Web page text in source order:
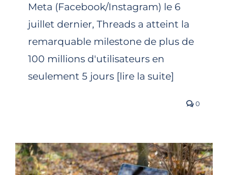
Meta (Facebook/Instagram) le 6
juillet dernier, Threads a atteint la
remarquable milestone de plus de
100 millions d'utilisateurs en
seulement 5 jours [lire la suite]
0